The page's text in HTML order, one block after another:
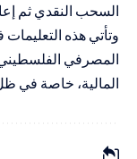
السحب النقدي ثم
وتأتي هذه
المصرفي
المالية، خاصة في